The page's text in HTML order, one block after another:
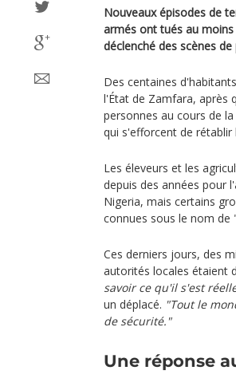
Nouveaux épisodes de
armés ont tués au
déclenché des scènes
Des centaines
l'État de Zamfara, après
personnes au cours de
qui s'efforcent de rétablir
Les éleveurs et les
depuis des années pour
Nigeria, mais certains
connues sous le nom de
Ces derniers jours, des
autorités locales étaient
savoir ce qu'il s'est
un déplacé. "Tout le
de sécurité."
Une réponse